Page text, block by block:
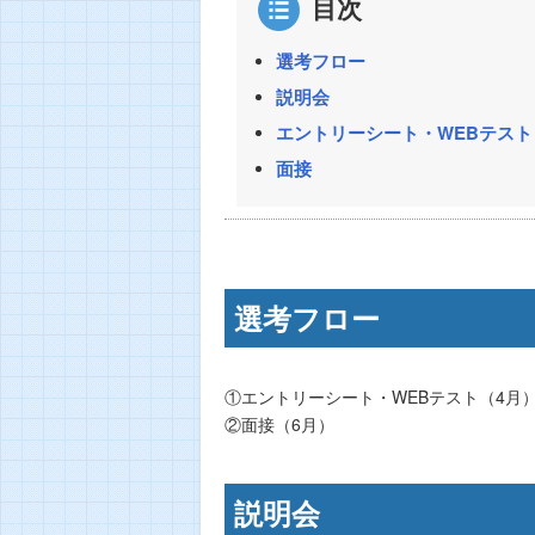
選考フロー
説明会
エントリーシート・WEBテスト
面接
選考フロー
①エントリーシート・WEBテスト（4月
②面接（6月）
説明会